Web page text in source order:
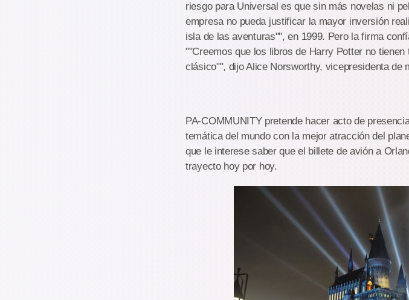
riesgo para Universal es que sin más novelas ni
empresa no pueda justificar la mayor inversión
isla de las aventuras"", en 1999. Pero la firma
""Creemos que los libros de Harry Potter no
clásico"", dijo Alice Norsworthy, vicepresidenta de
PA-COMMUNITY pretende hacer acto de
temática del mundo con la mejor atracción del
que le interese saber que el billete de avión a
trayecto hoy por hoy.